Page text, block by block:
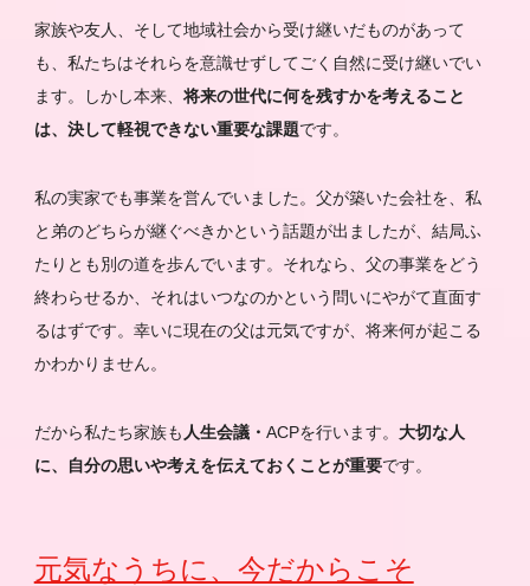
家族や友人、そして地域社会から受け継いだものがあって
も、私たちはそれらを意識せずしてごく自然に受け継いでい
ます。しかし本来、 将来の世代に何を残すかを考えること
は、決して軽視できない重要な課題です。
私の実家でも事業を営んでいました。父が築いた会社を、私
と弟のどちらが継ぐべきかという話題が出ましたが、結局ふ
たりとも別の道を歩んでいます。それなら、父の事業をどう
終わらせるか、それはいつなのかという問いにやがて直面す
るはずです。幸いに現在の父は元気ですが、将来何が起こる
かわかりません。
だから私たち家族も 人生会議・ ACPを行います。 大切な人
に、自分の思いや考えを伝えておくことが重要です。
元気なうちに、今だからこそ